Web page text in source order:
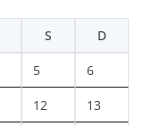
S D
5 6
12 13